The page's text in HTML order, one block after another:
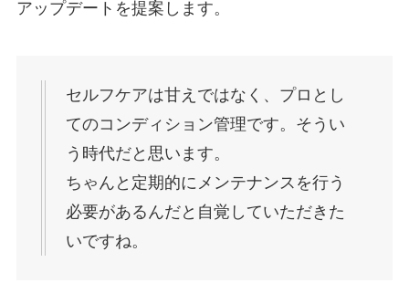
アップデートを提案します。
セルフケアは甘えではなく、プロとし
てのコンディション管理です。そうい
う時代だと思います。
ちゃんと定期的にメンテナンスを行う
必要があるんだと自覚していただきた
いですね。